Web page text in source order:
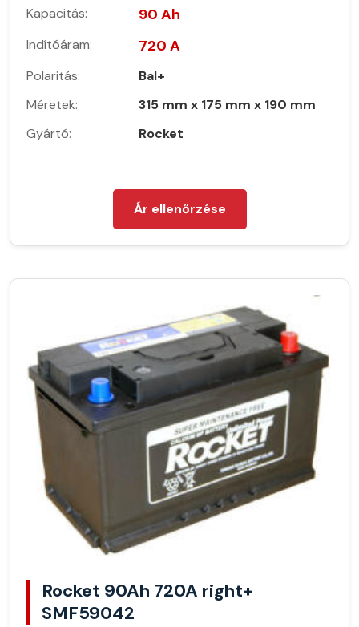
Kapacitás: 90 Ah
Indítóáram: 720 A
Polaritás:
Bal+
Méretek:
315 mm x 175 mm x 190 mm
Gyártó:
Rocket
Ár ellenőrzése
Rocket 90Ah 720A right+
SMF59042